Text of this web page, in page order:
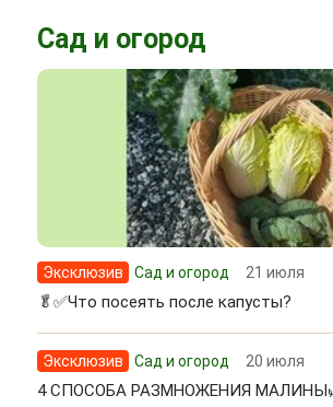
Сад и огород
Эксклюзив Сад и огород 21 июля
🥬✅Что посеять после капусты?
Эксклюзив Сад и огород 20 июля
4 СПОСОБА РАЗМНОЖЕНИЯ